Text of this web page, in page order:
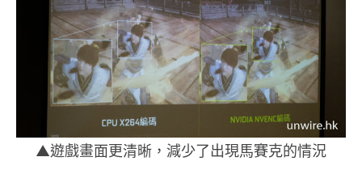
▲遊戲畫面更清晰，減少了出現馬賽克的情況